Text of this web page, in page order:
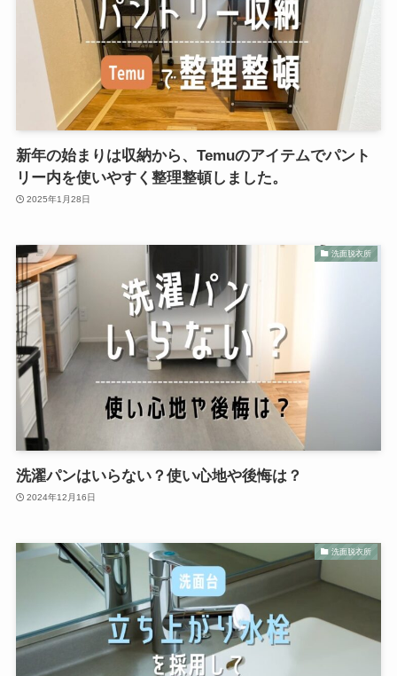
新年の始まりは収納から、Temuのアイテムでパント
リー内を使いやすく整理整頓しました。
2025年1月28日
洗面脱衣所
洗濯パンはいらない？使い心地や後悔は？
2024年12月16日
洗面脱衣所